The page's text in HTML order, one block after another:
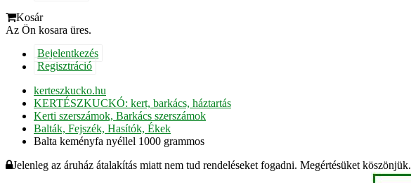
Kosár
Az Ön kosara üres.
Bejelentkezés
Regisztráció
kerteszkucko.hu
KERTÉSZKUCKÓ: kert, barkács, háztartás
Kerti szerszámok, Barkács szerszámok
Balták, Fejszék, Hasítók, Ékek
Balta keményfa nyéllel 1000 grammos
Jelenleg az áruház átalakítás miatt nem tud rendeléseket fogadni. Megértésüket köszönjük.